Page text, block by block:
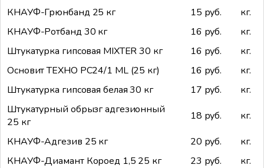
КНАУФ-Грюнбанд 25 кг
15 руб.
кг.
КНАУФ-Ротбанд 30 кг
16 руб.
кг.
Штукатурка гипсовая MIXTER 30 кг
16 руб.
кг.
Основит ТЕХНО PC24/1 ML (25 кг)
16 руб.
кг.
Штукатурка гипсовая белая 30 кг
17 руб.
кг.
Штукатурный обрызг адгезионный
25 кг
18 руб.
кг.
КНАУФ-Адгезив 25 кг
20 руб.
кг.
КНАУФ-Диамант Короед 1,5 25 кг
23 руб.
кг.